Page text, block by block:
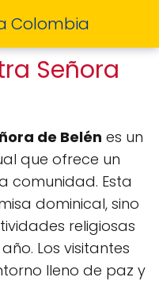
Colombia
Señora
de Belén es un
que ofrece un
comunidad. Esta
dominical, sino
religiosas
Los visitantes
lleno de paz y